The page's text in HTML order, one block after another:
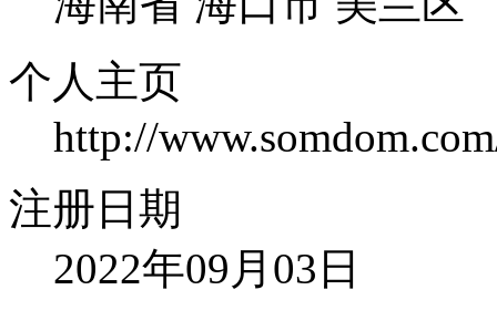
个人主页
http://
注册日期
2022年09月03日